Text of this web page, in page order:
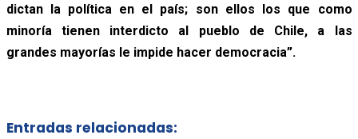
dictan la política en el país; son ellos los que como
minoría tienen interdicto al pueblo de Chile, a las
grandes mayorías le impide hacer democracia”.
Entradas relacionadas: